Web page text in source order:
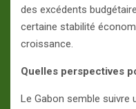
des excédents
certaine stabilité
croissance.
Quelles perspectives
Le Gabon semble suivre